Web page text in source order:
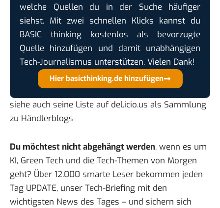
welche Quellen du in der Suche häufiger
siehst. Mit zwei schnellen Klicks kannst du
BASIC thinking kostenlos als bevorzugte
Quelle hinzufügen und damit unabhängigen
Tech-Journalismus unterstützen. Vielen Dank!
Hier basicthinking.de hinzufügen
siehe auch seine Liste auf del.icio.us als Sammlung
zu Händlerblogs
Du möchtest nicht abgehängt werden, wenn es um
KI, Green Tech und die Tech-Themen von Morgen
geht? Über 12.000 smarte Leser bekommen jeden
Tag UPDATE, unser Tech-Briefing mit den
wichtigsten News des Tages – und sichern sich